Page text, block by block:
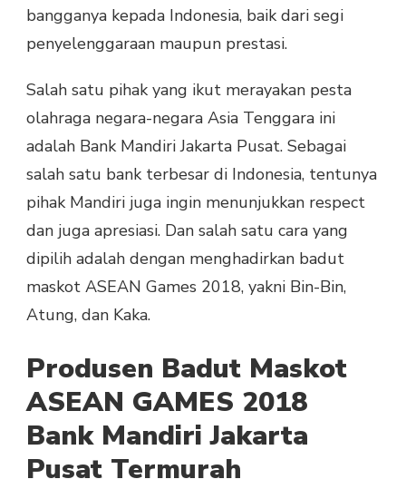
bangganya kepada Indonesia, baik dari segi
penyelenggaraan maupun prestasi.
Salah satu pihak yang ikut merayakan pesta
olahraga negara-negara Asia Tenggara ini
adalah Bank Mandiri Jakarta Pusat. Sebagai
salah satu bank terbesar di Indonesia, tentunya
pihak Mandiri juga ingin menunjukkan respect
dan juga apresiasi. Dan salah satu cara yang
dipilih adalah dengan menghadirkan badut
maskot ASEAN Games 2018, yakni Bin-Bin,
Atung, dan Kaka.
Produsen Badut Maskot
ASEAN GAMES 2018
Bank Mandiri Jakarta
Pusat Termurah